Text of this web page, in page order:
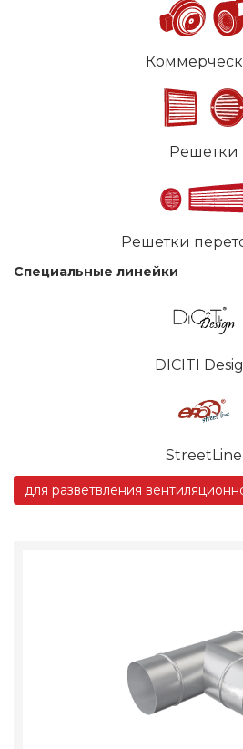
Решетки
Решетки
Специальные линейки
DICITI
StreetLine
для разветвления